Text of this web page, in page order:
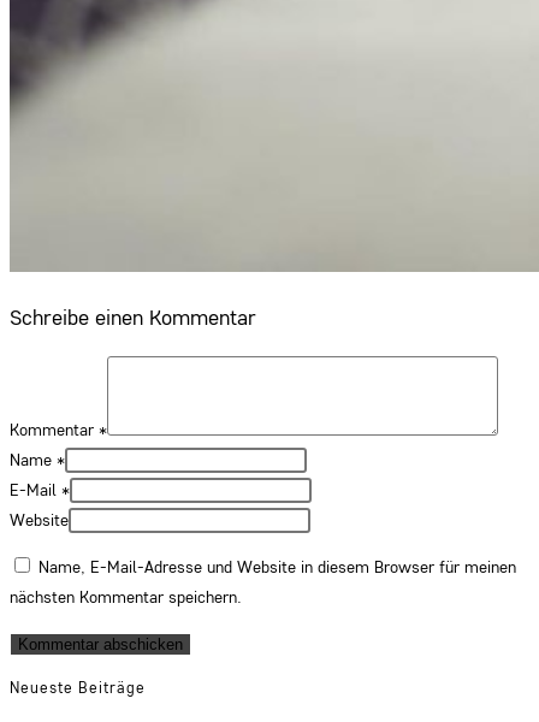
Schreibe einen Kommentar
Kommentar *
Name *
E-Mail *
Website
Name, E-Mail-Adresse und Website in diesem Browser für meinen
nächsten Kommentar speichern.
Neueste Beiträge